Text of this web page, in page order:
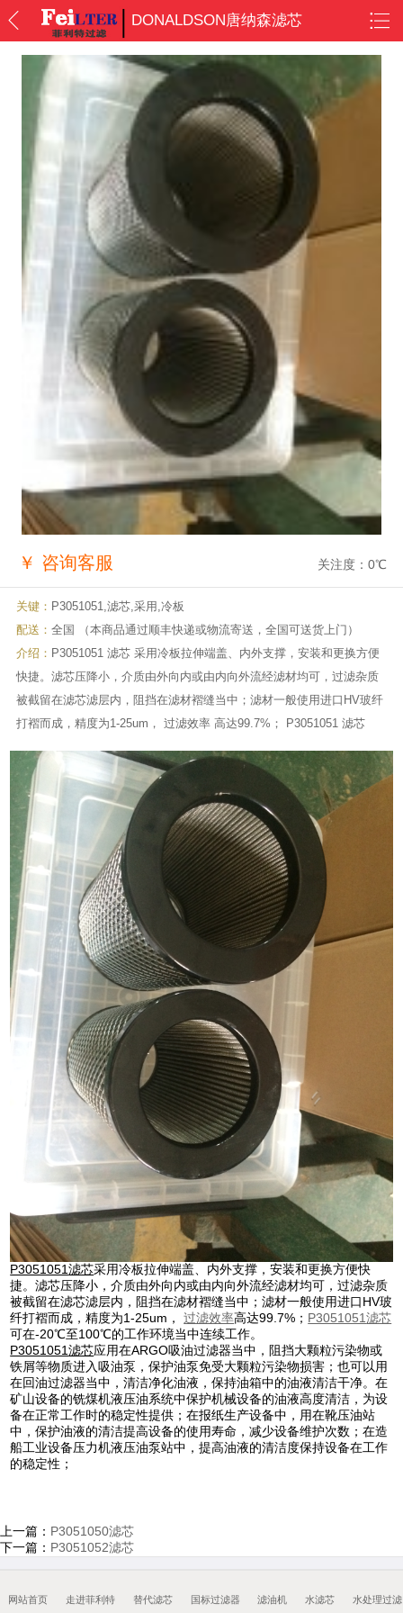
DONALDSON唐纳森滤芯
￥ 咨询客服 关注度： 0℃
关键： P3051051,滤芯,采用,冷板
配送： 全国 （本商品通过顺丰快递或物流寄送，全国可送货上门）
介绍： P3051051 滤芯 采用冷板拉伸端盖、内外支撑，安装和更换方便
快捷。滤芯压降小，介质由外向内或由内向外流经滤材均可，过滤杂质
被截留在滤芯滤层内，阻挡在滤材褶缝当中；滤材一般使用进口HV玻纤
打褶而成，精度为1-25um， 过滤效率 高达99.7%； P3051051 滤芯
P3051051滤芯采用冷板拉伸端盖、内外支撑，安装和更换方便快
捷。滤芯压降小，介质由外向内或由内向外流经滤材均可，过滤杂质
被截留在滤芯滤层内，阻挡在滤材褶缝当中；滤材一般使用进口HV玻
纤打褶而成，精度为1-25um，过滤效率高达99.7%； P3051051滤芯
可在-20℃至100℃的工作环境当中连续工作。
P3051051滤芯应用在ARGO吸油过滤器当中，阻挡大颗粒污染物或
铁屑等物质进入吸油泵，保护油泵免受大颗粒污染物损害；也可以用
在回油过滤器当中，清洁净化油液，保持油箱中的油液清洁干净。在
矿山设备的铣煤机液压油系统中保护机械设备的油液高度清洁，为设
备在正常工作时的稳定性提供；在报纸生产设备中，用在靴压油站
中，保护油液的清洁提高设备的使用寿命，减少设备维护次数；在造
船工业设备压力机液压油泵站中，提高油液的清洁度保持设备在工作
的稳定性；
上一篇： P3051050滤芯
下一篇： P3051052滤芯
网站首页 走进菲利特 替代滤芯 国标过滤器 滤油机 水滤芯 水处理过滤